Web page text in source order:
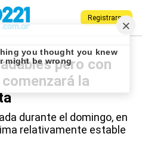
Registrarse
pero con
la
durante el domingo, en
relativamente estable